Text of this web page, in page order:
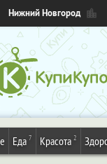
Нижний Новгород
Еда 7 Красота 2